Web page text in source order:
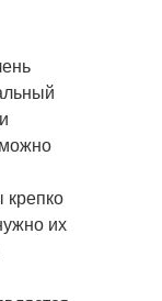
крепко
их